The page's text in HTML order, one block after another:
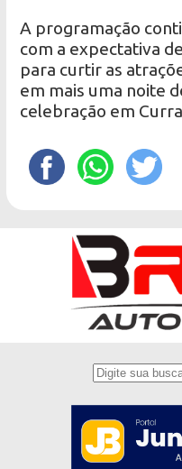
A programação
com a expectativa
para curtir as
em mais uma noite
celebração em